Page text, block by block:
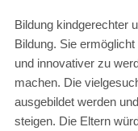
Bildung kindgerechter
Bildung. Sie
und innovativer zu
machen. Die
ausgebildet werden
steigen. Die Eltern